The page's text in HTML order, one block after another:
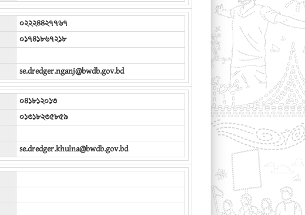
০২২২৪৪২৭৭৬৭
০১৭৪১৮৬৭২১৮
se.dredger.nganj@bwdb.gov.bd
০৪১৮১২০১৩
০১৩১৮২৩৫৮৫৯
se.dredger.khulna@bwdb.gov.bd